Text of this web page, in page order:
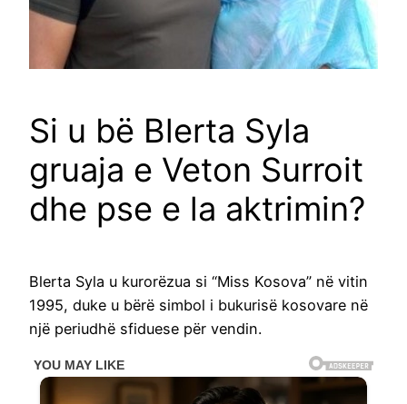
Si u bë Blerta Syla
gruaja e Veton Surroit
dhe pse e la aktrimin?
Blerta Syla u kurorëzua si “Miss Kosova” në vitin
1995, duke u bërë simbol i bukurisë kosovare në
një periudhë sfiduese për vendin.